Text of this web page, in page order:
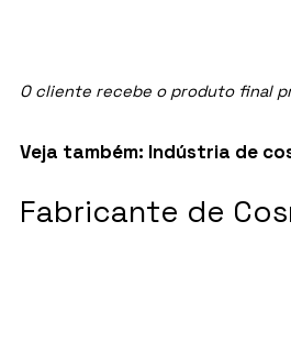
O cliente recebe o produto final
Veja também: Indústria de
Fabricante de